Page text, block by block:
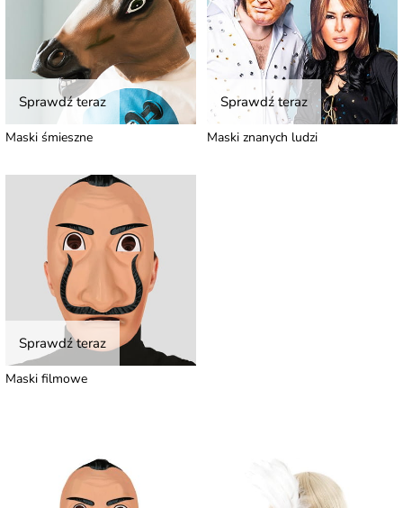
Sprawdź teraz
Maski śmieszne
Sprawdź teraz
Maski znanych ludzi
Sprawdź teraz
Maski filmowe